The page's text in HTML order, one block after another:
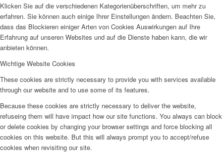
Klicken Sie auf die verschiedenen Kategorienüberschriften, um mehr zu
erfahren. Sie können auch einige Ihrer Einstellungen ändern. Beachten Sie,
dass das Blockieren einiger Arten von Cookies Auswirkungen auf Ihre
Erfahrung auf unseren Websites und auf die Dienste haben kann, die wir
anbieten können.
Wichtige Website Cookies
These cookies are strictly necessary to provide you with services available
through our website and to use some of its features.
Because these cookies are strictly necessary to deliver the website,
refuseing them will have impact how our site functions. You always can block
or delete cookies by changing your browser settings and force blocking all
cookies on this website. But this will always prompt you to accept/refuse
cookies when revisiting our site.